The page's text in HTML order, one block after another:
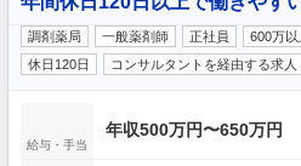
調剤薬局 一般薬剤師 正社員 600万以
休日120日
コンサルタントを経由する求人
給与・手当
年収500万円〜650万円